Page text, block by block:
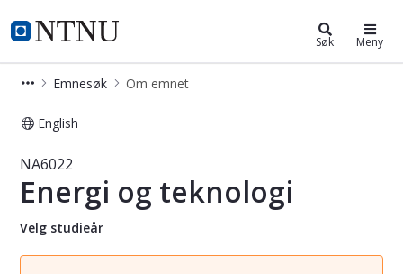
NTNU Hjemmeside
Studier Søk Meny
Emnesøk Om emnet
English
Emne - Energi og teknologi -
NA6022
Energi og teknologi
Velg studieår